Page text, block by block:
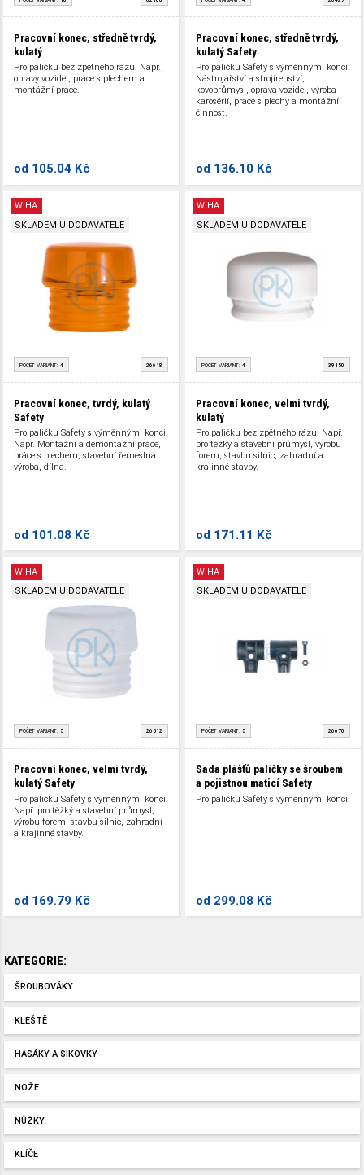
Pracovní konec, středně tvrdý,
kulatý
Pro paličku bez zpětného rázu. Např.,
opravy vozidel, práce s plechem a
montážní práce.
od 105.04 Kč
Pracovní konec, středně tvrdý,
kulatý Safety
Pro paličku Safety s výměnnými konci.
Nástrojářství a strojírenství,
kovoprůmysl, oprava vozidel, výroba
karosérií, práce s plechy a montážní
činnost.
od 136.10 Kč
WIHA
SKLADEM U DODAVATELE
POČET VARIANT: 4 26618
Pracovní konec, tvrdý, kulatý
Safety
Pro paličku Safety s výměnnými konci.
Např. Montážní a demontážní práce,
práce s plechem, stavební řemeslná
výroba, dílna.
od 101.08 Kč
WIHA
SKLADEM U DODAVATELE
POČET VARIANT: 4 39150
Pracovní konec, velmi tvrdý,
kulatý
Pro paličku bez zpětného rázu. Např.
pro těžký a stavební průmysl, výrobu
forem, stavbu silnic, zahradní a
krajinné stavby.
od 171.11 Kč
WIHA
SKLADEM U DODAVATELE
POČET VARIANT: 5 26512
Pracovní konec, velmi tvrdý,
kulatý Safety
Pro paličku Safety s výměnnými konci.
Např. pro těžký a stavební průmysl,
výrobu forem, stavbu silnic, zahradní
a krajinné stavby.
od 169.79 Kč
WIHA
SKLADEM U DODAVATELE
POČET VARIANT: 5 26670
Sada plášťů paličky se šroubem
a pojistnou maticí Safety
Pro paličku Safety s výměnnými konci.
od 299.08 Kč
KATEGORIE:
ŠROUBOVÁKY
KLEŠTĚ
HASÁKY A SIKOVKY
NOŽE
NŮŽKY
KLÍČE